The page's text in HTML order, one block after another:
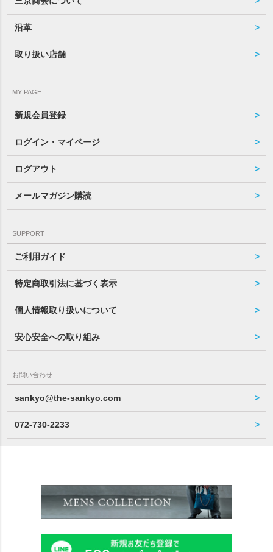
沿革
取り扱い店舗
MY PAGE
新規会員登録
ログイン・マイページ
ログアウト
メールマガジン購読
SUPPORT
ご利用ガイド
特定商取引法に基づく表示
個人情報取り扱いについて
安心安全への取り組み
お問い合わせ
sankyo@the-sankyo.com
072-730-2233